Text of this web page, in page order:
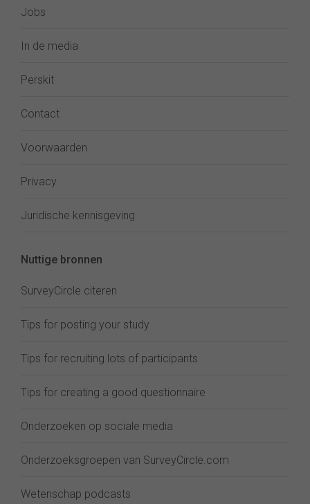
Jobs
In de media
Perskit
Contact
Voorwaarden
Privacy
Juridische kennisgeving
Nuttige bronnen
SurveyCircle citeren
Tips for posting your study
Tips for recruiting lots of participants
Tips for creating a good questionnaire
Onderzoeken op sociale media
Onderzoeksgroepen van SurveyCircle.com
Wetenschap podcasts